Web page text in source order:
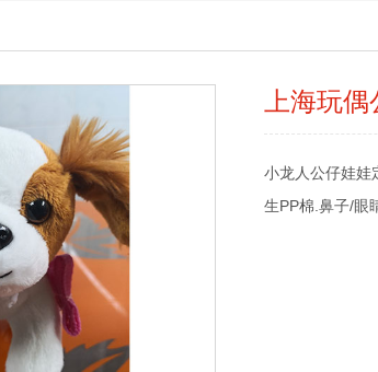
上海玩
小龙人公仔娃娃
生PP棉.鼻子/眼